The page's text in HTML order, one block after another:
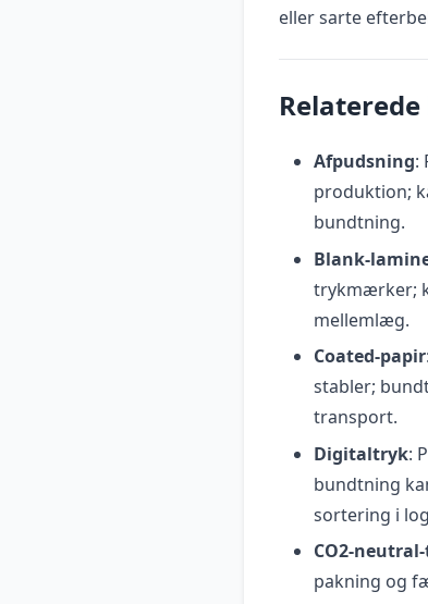
eller sarte
Afpudsning:
produktion;
bundtning.
Blank-
trykmærker;
mellemlæg.
Coated-papir
stabler;
transport.
Digitaltryk:
bundtning
sortering i
CO2-
pakning og